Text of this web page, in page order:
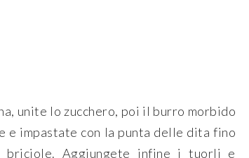
unite lo zucchero, poi il burro morbido
e impastate con la punta delle dita fino
briciole. Aggiungete infine i tuorli e